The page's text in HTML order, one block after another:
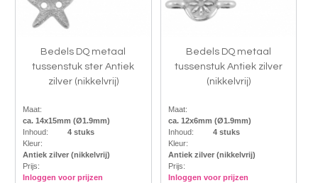
Bedels DQ metaal
tussenstuk ster Antiek
zilver (nikkelvrij)
Maat:
ca. 14x15mm (Ø1.9mm)
Inhoud:
4 stuks
Kleur:
Antiek zilver (nikkelvrij)
Prijs:
Inloggen voor prijzen
Bedels DQ metaal
tussenstuk Antiek zilver
(nikkelvrij)
Maat:
ca. 12x6mm (Ø1.9mm)
Inhoud:
4 stuks
Kleur:
Antiek zilver (nikkelvrij)
Prijs:
Inloggen voor prijzen